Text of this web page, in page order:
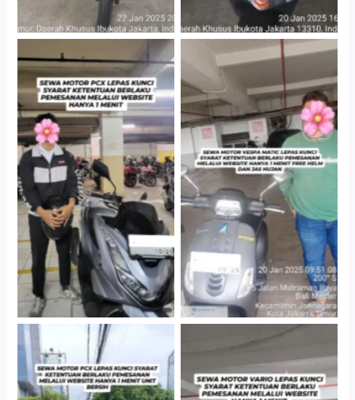
Hotel Kartika Chandra,
Jakarta Selatan
Cityplaza Jatinegara
Gedung Parkir P6A